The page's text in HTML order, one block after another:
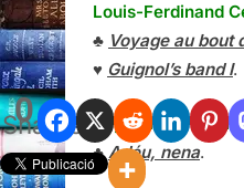
0
Shares
Louis-Ferdinand
♣ Voyage au bout
♥ Guignol’s band I.
Raymond
♣Adéu, nena.